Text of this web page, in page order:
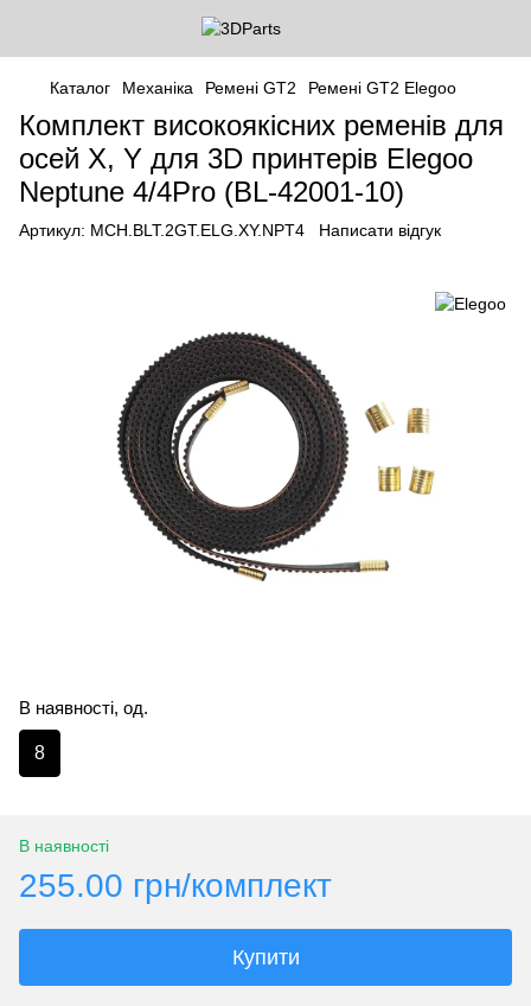
Каталог Механіка Ремені GT2 Ремені GT2 Elegoo
Комплект високоякісних ременів для
осей X, Y для 3D принтерів Elegoo
Neptune 4/4Pro (BL-42001-10)
Артикул: MCH.BLT.2GT.ELG.XY.NPT4 Написати відгук
В наявності, од.
8
В наявності
255.00 грн/комплект
Купити